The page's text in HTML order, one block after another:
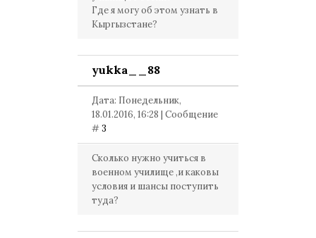
Где я могу об этом узнать в
Кыргызстане?
yukka__88
Дата: Понедельник,
18.01.2016, 16:28 | Сообщение
#3
Сколько нужно учиться в
военном училище ,и каковы
условия и шансы поступить
туда?